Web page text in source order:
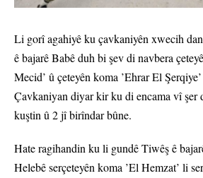
Li gorî agahiyê ku çavkaniyên xwecih
ê bajarê Babê duh bi şev di navbera
Mecid’ û çeteyên koma ’Ehrar El
Çavkaniyan diyar kir ku di encama vî şer
kuştin û 2 jî birîndar bûne.
Hate ragihandin ku li gundê Tiwêş ê
Helebê serçeteyên koma ’El Hemzat’ li